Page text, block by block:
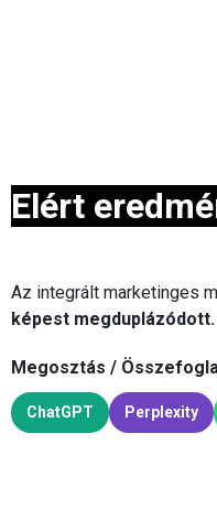
Elért
Az integrált marketinges
képest megduplázódott.
Megosztás /
ChatGPT Perplexity